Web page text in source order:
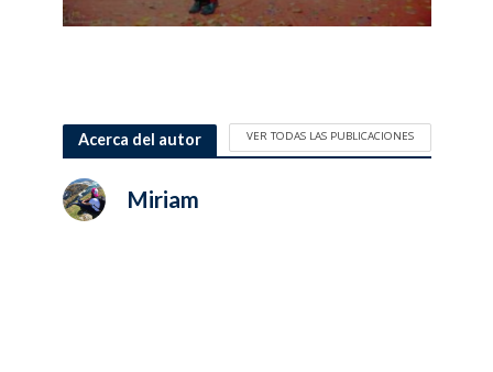
Acerca del autor VER TODAS LAS PUBLICACIONES
Miriam